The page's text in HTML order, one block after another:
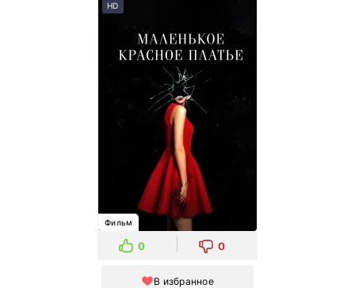
HD
Фильм
0 0
В избранное